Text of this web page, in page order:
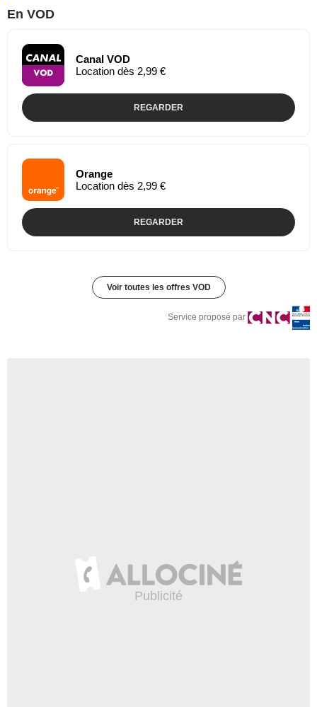
En VOD
Canal VOD
Location dès 2,99 €
REGARDER
Orange
Location dès 2,99 €
REGARDER
Voir toutes les offres VOD
Service proposé par